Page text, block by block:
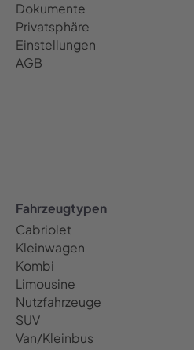
Dokumente
Privatsphäre
Einstellungen
AGB
Fahrzeugtypen
Cabriolet
Kleinwagen
Kombi
Limousine
Nutzfahrzeuge
SUV
Van/Kleinbus